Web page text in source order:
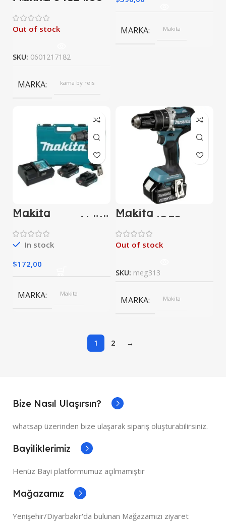
Watt Darbesiz
Matkap
Out of stock
SKU: 0601217182
MARKA kama by reis
MARKA Makita
Makita
Df333Dwae Akülü
Matkap
Vidalama 12V 2A
In stock
$172,00
MARKA Makita
Makita
DHP484RFJ
Akülü Darbeli
Matkap
Out of stock
SKU: meg313
MARKA Makita
1 2 →
Bize Nasıl Ulaşırsın?
whatsap üzerinden bize ulaşarak sipariş oluşturabilirsiniz.
Bayiliklerimiz
Henüz Bayi platformumuz açılmamıştır
Mağazamız
Yenişehir/Diyarbakır'da bulunan Mağazamızı ziyaret